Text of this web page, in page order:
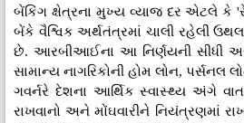
બેંકિંગ ક્ષેત્રના મુખ્ય વ્યાજ દર એટલે કે
બેંકે વૈશ્વિક અર્થતંત્રમાં ચાલી રહેલી
છે. આરબીઆઈના આ નિર્ણયની સીધી
સામાન્ય નાગરિકોની હોમ લોન,
ગવર્નરે દેશના આર્થિક સ્વાસ્થ્ય અંગે
રાખવાનો અને મોંઘવારીને નિયંત્રણમાં